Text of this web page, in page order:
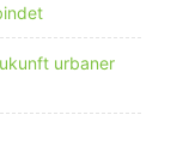
urbaner